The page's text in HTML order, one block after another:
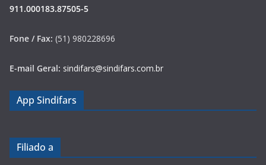
911.000183.87505-5
Fone / Fax: (51) 980228696
E-mail Geral: sindifars@sindifars.com.br
App Sindifars
Filiado a